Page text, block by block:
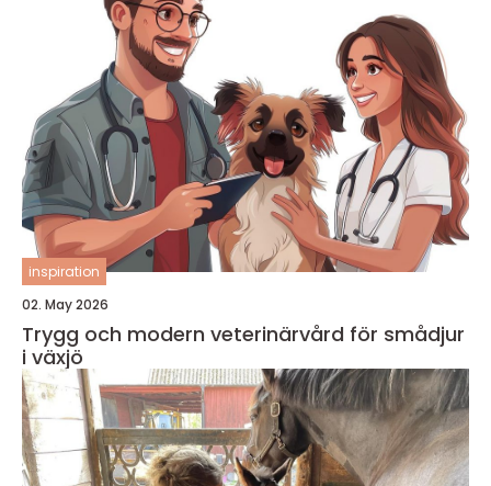
inspiration
02. May 2026
Trygg och modern veterinärvård för smådjur
i växjö